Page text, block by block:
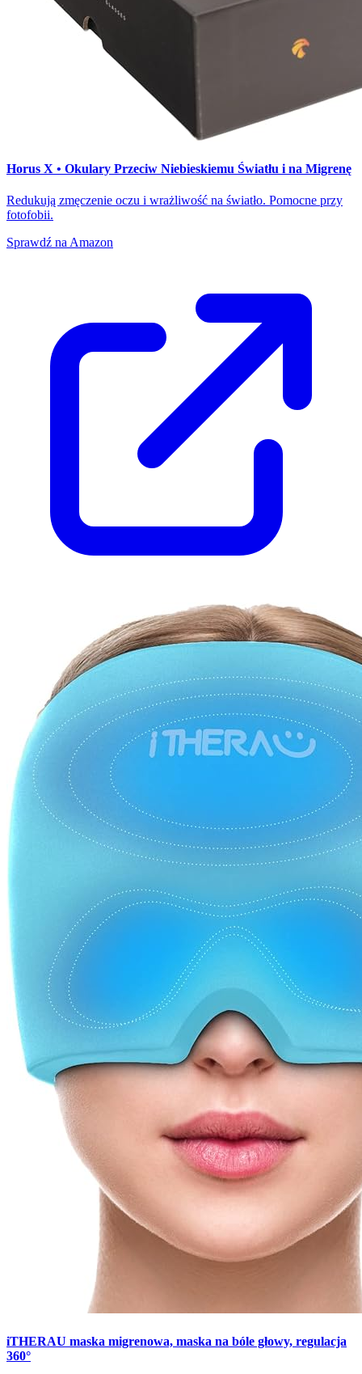
Horus X • Okulary Przeciw Niebieskiemu Światłu i na Migrenę
Redukują zmęczenie oczu i wrażliwość na światło. Pomocne przy
fotofobii.
Sprawdź na Amazon
iTHERAU maska migrenowa, maska na bóle głowy, regulacja
360°